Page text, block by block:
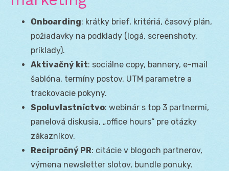
Onboarding: krátky brief, kritériá, časový plán,
požiadavky na podklady (logá, screenshoty,
príklady).
Aktivačný kit: sociálne copy, bannery, e-mail
šablóna, termíny postov, UTM parametre a
trackovacie pokyny.
Spoluvlastníctvo: webinár s top 3 partnermi,
panelová diskusia, „office hours“ pre otázky
zákazníkov.
Recipročný PR: citácie v blogoch partnerov,
výmena newsletter slotov, bundle ponuky.